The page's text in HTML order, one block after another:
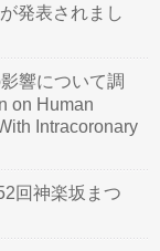
発表されまし
響について調
on Human
Intracoronary
回神楽坂まつ